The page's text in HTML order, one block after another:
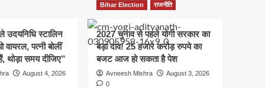
उदयनिधि स्टालिन
वायरल, पत्नी बोलीं
थोड़ा समय दीजिए”
August 4, 2026
Bihar Election राजनीति
2027 चुनाव से पहले योगी सरकार का
बड़ा दांव! 25 हजार करोड़ रुपये का
बजट आज हो सकता है पेश
Avneesh Mishra
August 3, 2026
0